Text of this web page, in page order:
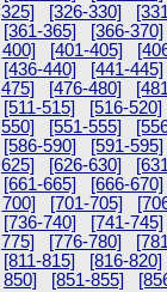
325]
[326-330]
[361-365]
[366-370]
400]
[401-405]
[436-440]
[441-445]
475]
[476-480]
[511-515]
[516-520]
550]
[551-555]
[586-590]
[591-595]
625]
[626-630]
[661-665]
[666-670]
700]
[701-705]
[736-740]
[741-745]
775]
[776-780]
[811-815]
[816-820]
850]
[851-855]